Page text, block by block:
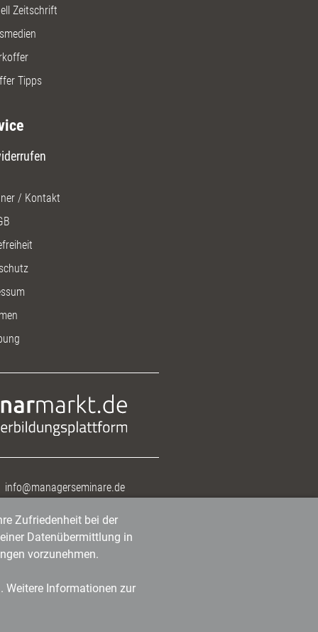
Zeitschrift
Tipps
/ Kontakt
info@managerseminare.de
Zufriedenheit bei der
Datenübermittlung in
vorzunehmen.
Weitere Informationen zur